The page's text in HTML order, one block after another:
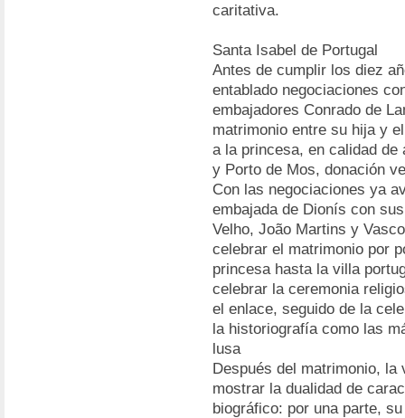
caritativa.
Santa Isabel de Portugal
Antes de cumplir los diez
entablado negociaciones
embajadores Conrado de
matrimonio entre su hija y
a la princesa, en calidad
y Porto de Mos, donación
Con las negociaciones ya
embajada de Dionís con
Velho, João Martins y
celebrar el matrimonio por
princesa hasta la villa
celebrar la ceremonia
el enlace, seguido de la
la historiografía como las
lusa
Después del matrimonio, la
mostrar la dualidad de
biográfico: por una parte,